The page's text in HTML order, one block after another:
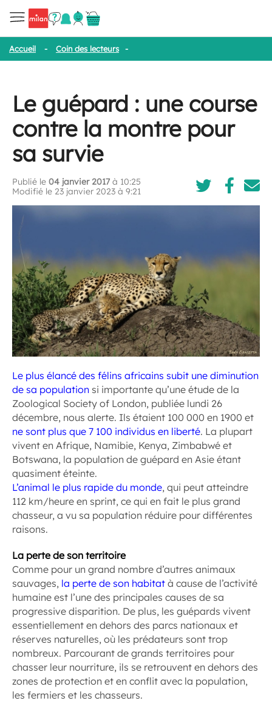
Accueil - Coin des lecteurs -
Le guépard : une course
contre la montre pour
sa survie
Publié le 04 janvier 2017 à 10:25
Modifié le 23 janvier 2023 à 9:21
Le plus élancé des félins africains subit une diminution
de sa population si importante qu’une étude de la
Zoological Society of London, publiée lundi 26
décembre, nous alerte. Ils étaient 100 000 en 1900 et
ne sont plus que 7 100 individus en liberté. La plupart
vivent en Afrique, Namibie, Kenya, Zimbabwé et
Botswana, la population de guépard en Asie étant
quasiment éteinte.
L’animal le plus rapide du monde, qui peut atteindre
112 km/heure en sprint, ce qui en fait le plus grand
chasseur, a vu sa population réduire pour différentes
raisons.
La perte de son territoire
Comme pour un grand nombre d’autres animaux
sauvages, la perte de son habitat à cause de l’activité
humaine est l’une des principales causes de sa
progressive disparition. De plus, les guépards vivent
essentiellement en dehors des parcs nationaux et
réserves naturelles, où les prédateurs sont trop
nombreux. Parcourant de grands territoires pour
chasser leur nourriture, ils se retrouvent en dehors des
zones de protection et en conflit avec la population,
les fermiers et les chasseurs.